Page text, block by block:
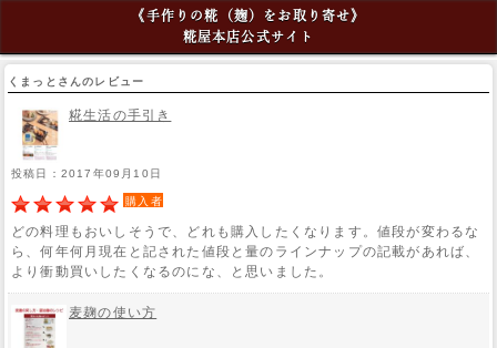
《手作りの糀（麹）をお取り寄せ》
糀屋本店公式サイト
くまっとさんのレビュー
糀生活の手引き
投稿日：2017年09月10日
購入者
どの料理もおいしそうで、どれも購入したくなります。値段が変わるな
ら、何年何月現在と記された値段と量のラインナップの記載があれば、
より衝動買いしたくなるのにな、と思いました。
麦麹の使い方